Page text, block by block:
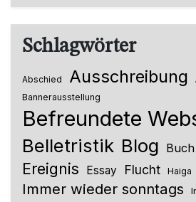
Schlagwörter
Abschied Ausschreibung
Bannerausstellung
Befreundete
Belletristik Blog Buch
Ereignis Essay Flucht Haiga
Immer wieder sonntags